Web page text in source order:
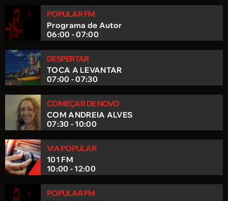
POPULAR FM
Programa de Autor
06:00 - 07:00
DESPERTAR
TOCA A LEVANTAR
07:00 - 07:30
COMEÇAR DE NOVO
COM ANDREIA ALVES
07:30 - 10:00
VIA POPULAR
101 FM
10:00 - 12:00
POPULAR FM